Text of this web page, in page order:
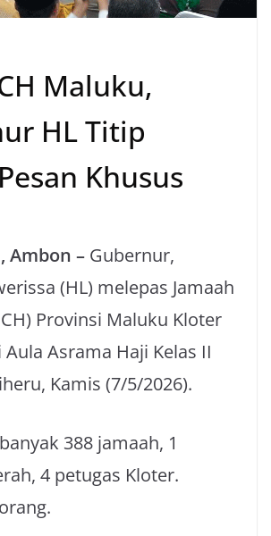
Maluku,
HL Titip
Khusus
Ambon – Gubernur,
(HL) melepas Jamaah
Provinsi Maluku Kloter
Aula Asrama Haji Kelas II
Kamis (7/5/2026).
388 jamaah, 1
4 petugas Kloter.